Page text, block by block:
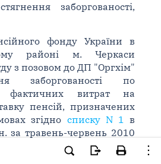
заборгованості,
фонду України в
районі м. Черкаси
з позовом до ДП "Оргхім"
заборгованості по
фактичних витрат на
пенсій, призначених
згідно списку N 1 в
за травень-червень 2010